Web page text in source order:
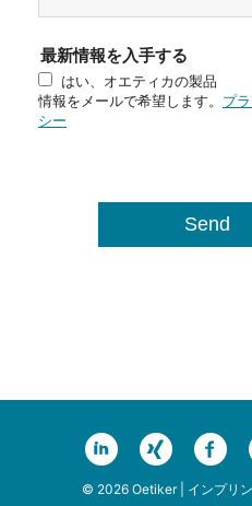
最新情報を入手する
はい、オエティカの製品
情報をメールで希望します。 プ
シー
© 2026 Oetiker | インプリ